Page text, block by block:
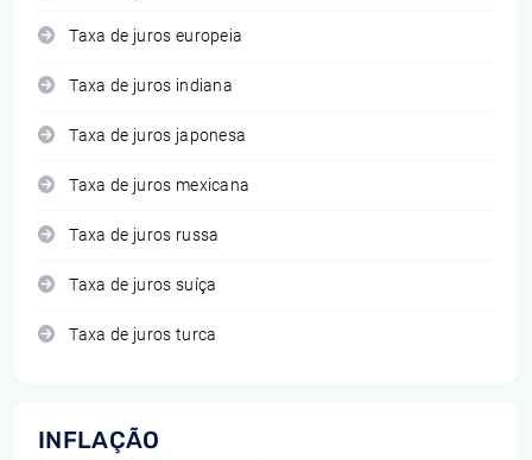
Taxa de juros europeia
Taxa de juros indiana
Taxa de juros japonesa
Taxa de juros mexicana
Taxa de juros russa
Taxa de juros suíça
Taxa de juros turca
INFLAÇÃO